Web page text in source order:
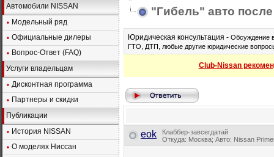
Автомобили NISSAN
Модельный ряд
Официальные дилеры
Вопрос-Ответ (FAQ)
Услуги владельцам
Дисконтная программа
Партнеры и скидки
Публикации
История NISSAN
О моделях Ниссан
"Гибель" авто
Юридическая консультация - Обсуждение
ГТО, ДТП, любые другие юридические
Club-Nissan
eok
Клаббер-завсегдатай
Откуда: Москва; Авто: Nissan